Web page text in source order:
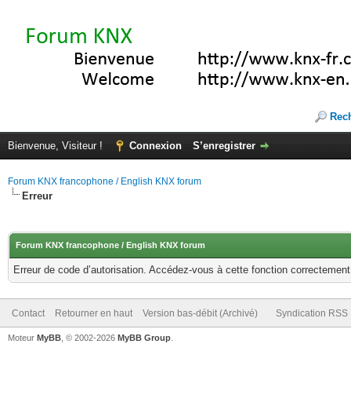
Bienvenue, Visiteur ! Connexion S’enregistrer
Forum KNX francophone / English KNX forum
Erreur
Forum KNX francophone / English KNX forum
Erreur de code d’autorisation. Accédez-vous à cette fonction
Contact Retourner en haut Version bas-débit (Archivé) Syndication RSS
Moteur MyBB , © 2002-2026 MyBB Group